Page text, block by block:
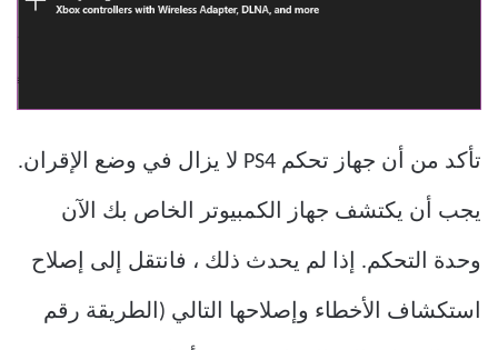
تأكد من أن جهاز تحكم PS4 لا يزال في وضع الإقران.
يجب أن يكتشف جهاز الكمبيوتر الخاص بك الآن
وحدة التحكم. إذا لم يحدث ذلك ، فانتقل إلى إصلاح
استكشاف الأخطاء وإصلاحها التالي (الطريقة رقم